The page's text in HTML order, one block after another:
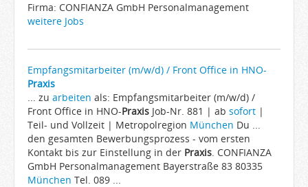
Impressum
Firma: CONFIANZA GmbH Personalmanagement
weitere Jobs
Empfangsmitarbeiter (m/w/d) / Front Office in HNO-
Praxis
... zu arbeiten als: Empfangsmitarbeiter (m/w/d) /
Front Office in HNO-Praxis Job-Nr. 881 | ab sofort |
Teil- und Vollzeit | Metropolregion München Du ...
den gesamten Bewerbungsprozess - vom ersten
Kontakt bis zur Einstellung in der Praxis. CONFIANZA
GmbH Personalmanagement Bayerstraße 83 80335
München Tel. 089 ...